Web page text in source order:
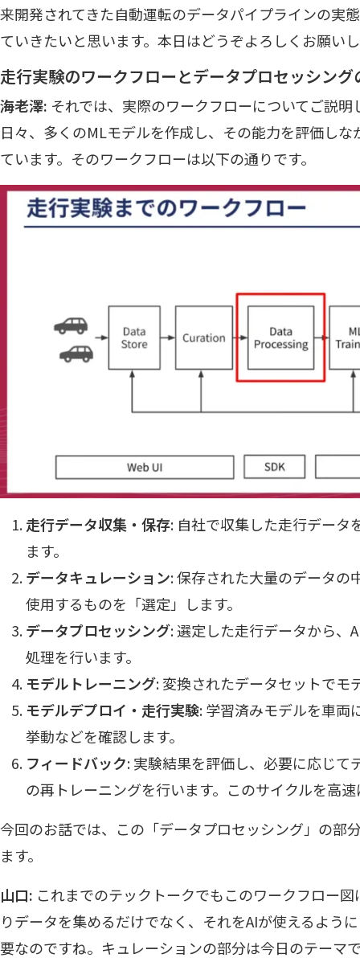
来開発されてきた自動運転のデータパイプラインの実
ていきたいと思います。本日はどうぞよろしくお願い
走行実験のワークフローとデータプロセッシング
海老澤: それでは、実際のワークフローについてご説
日々、多くのMLモデルを作成し、その能力を評価し
ています。そのワークフローは以下の通りです。
走行データ収集・保存: 自社で収集した走行データ
ます。
データキュレーション: 保存された大量のデータの
使用するものを「選定」します。
データプロセッシング: 選定した走行データから、
処理を行います。
モデルトレーニング: 変換されたデータセットでモ
モデルデプロイ・走行実験: 学習済みモデルを車両
挙動などを確認します。
フィードバック: 実験結果を評価し、必要に応じて
の再トレーニングを行います。このサイクルを高
今回のお話では、この「データプロセッシング」の部
ます。
山口: これまでのテックトークでもこのワークフロー
りデータを集めるだけでなく、それをAIが使えるよう
要なのですね。キュレーションの部分は今日のテーマ